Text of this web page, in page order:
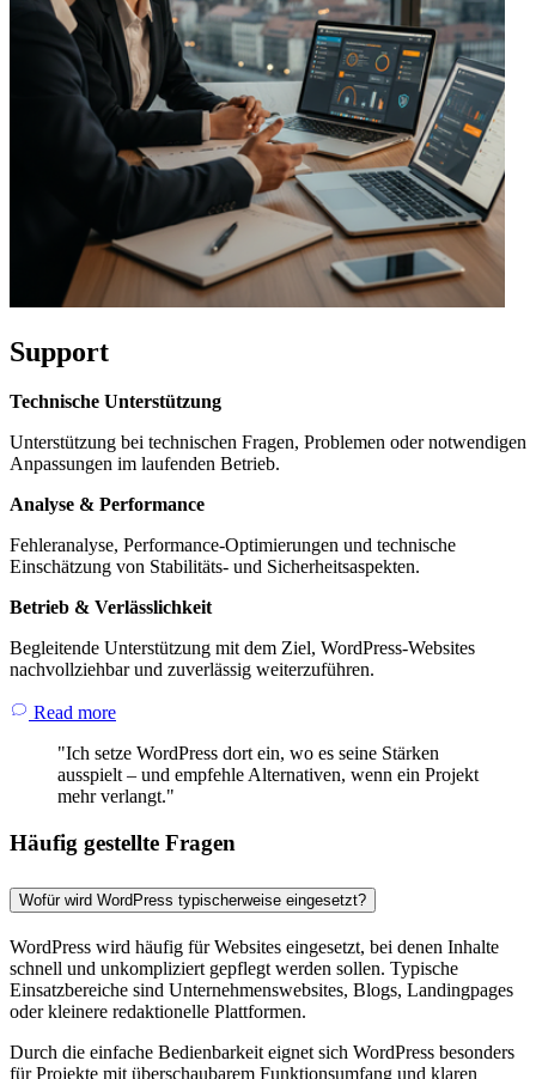
Support
Technische Unterstützung
Unterstützung bei technischen Fragen, Problemen oder notwendigen
Anpassungen im laufenden Betrieb.
Analyse & Performance
Fehleranalyse, Performance-Optimierungen und technische
Einschätzung von Stabilitäts- und Sicherheitsaspekten.
Betrieb & Verlässlichkeit
Begleitende Unterstützung mit dem Ziel, WordPress-Websites
nachvollziehbar und zuverlässig weiterzuführen.
Read more
"Ich setze WordPress dort ein, wo es seine Stärken
ausspielt – und empfehle Alternativen, wenn ein Projekt
mehr verlangt."
Häufig gestellte Fragen
Wofür wird WordPress typischerweise eingesetzt?
WordPress wird häufig für Websites eingesetzt, bei denen Inhalte
schnell und unkompliziert gepflegt werden sollen. Typische
Einsatzbereiche sind Unternehmenswebsites, Blogs, Landingpages
oder kleinere redaktionelle Plattformen.
Durch die einfache Bedienbarkeit eignet sich WordPress besonders
für Projekte mit überschaubarem Funktionsumfang und klaren